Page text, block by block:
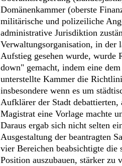
Domänenkammer (oberste
militärische und polizeiliche
administrative Jurisdiktion
Verwaltungsorganisation, in der
Aufstieg gesehen wurde,
down" gemacht, indem eine
unterstellte Kammer die
insbesondere wenn es um
Aufklärer der Stadt
Magistrat eine Vorlage machte
Daraus ergab sich nicht selten
Ausgestaltung der beantragten
vier Bereichen beabsichtigte die
Position auszubauen, stärker zu